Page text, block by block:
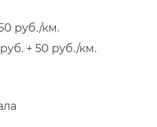
руб./км.
+ 50 руб./км.